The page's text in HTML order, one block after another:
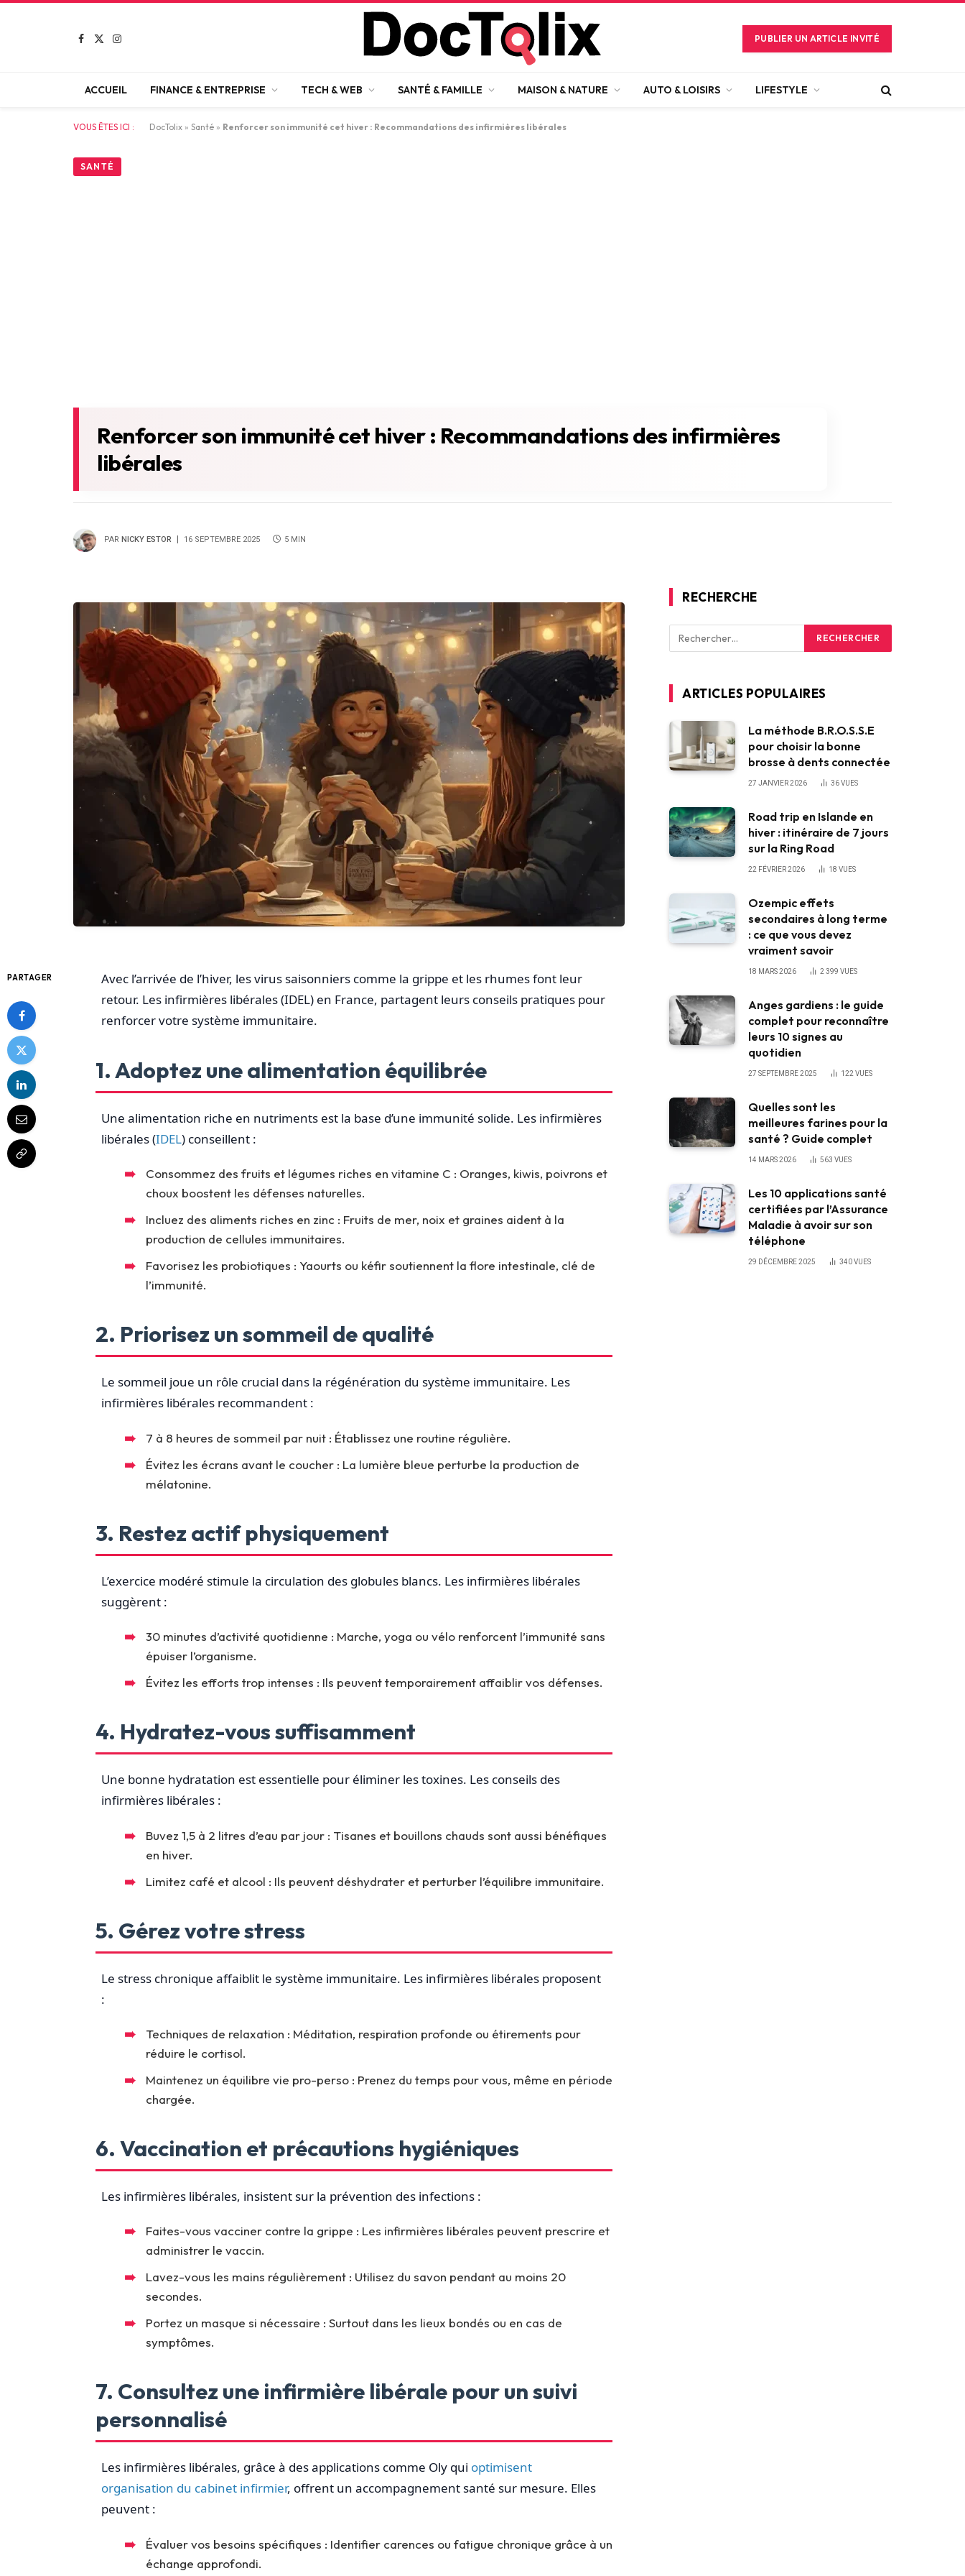
Facebook
X
Instagram PUBLIER UN ARTICLE INVITÉ
ACCUEIL FINANCE & ENTREPRISE TECH & WEB SANTÉ & FAMILLE MAISON & NATURE AUTO & LOISIRS LIFESTYLE
VOUS ÊTES ICI : DocTolix » Santé » Renforcer son immunité cet hiver : Recommandations des infirmières libérales
SANTÉ
Renforcer son immunité cet hiver : Recommandations des infirmières
libérales
PAR NICKY ESTOR 16 SEPTEMBRE 2025 5 MIN
PARTAGER
Avec l’arrivée de l’hiver, les virus saisonniers comme la grippe et les rhumes font leur
retour. Les infirmières libérales (IDEL) en France, partagent leurs conseils pratiques pour
renforcer votre système immunitaire.
1. Adoptez une alimentation équilibrée
Une alimentation riche en nutriments est la base d’une immunité solide. Les infirmières
libérales (IDEL) conseillent :
Consommez des fruits et légumes riches en vitamine C : Oranges, kiwis, poivrons et
choux boostent les défenses naturelles.
Incluez des aliments riches en zinc : Fruits de mer, noix et graines aident à la
production de cellules immunitaires.
Favorisez les probiotiques : Yaourts ou kéfir soutiennent la flore intestinale, clé de
l’immunité.
2. Priorisez un sommeil de qualité
Le sommeil joue un rôle crucial dans la régénération du système immunitaire. Les
infirmières libérales recommandent :
7 à 8 heures de sommeil par nuit : Établissez une routine régulière.
Évitez les écrans avant le coucher : La lumière bleue perturbe la production de
mélatonine.
3. Restez actif physiquement
L’exercice modéré stimule la circulation des globules blancs. Les infirmières libérales
suggèrent :
30 minutes d’activité quotidienne : Marche, yoga ou vélo renforcent l’immunité sans
épuiser l’organisme.
Évitez les efforts trop intenses : Ils peuvent temporairement affaiblir vos défenses.
4. Hydratez-vous suffisamment
Une bonne hydratation est essentielle pour éliminer les toxines. Les conseils des
infirmières libérales :
Buvez 1,5 à 2 litres d’eau par jour : Tisanes et bouillons chauds sont aussi bénéfiques
en hiver.
Limitez café et alcool : Ils peuvent déshydrater et perturber l’équilibre immunitaire.
5. Gérez votre stress
Le stress chronique affaiblit le système immunitaire. Les infirmières libérales proposent
:
Techniques de relaxation : Méditation, respiration profonde ou étirements pour
réduire le cortisol.
Maintenez un équilibre vie pro-perso : Prenez du temps pour vous, même en période
chargée.
6. Vaccination et précautions hygiéniques
Les infirmières libérales, insistent sur la prévention des infections :
Faites-vous vacciner contre la grippe : Les infirmières libérales peuvent prescrire et
administrer le vaccin.
Lavez-vous les mains régulièrement : Utilisez du savon pendant au moins 20
secondes.
Portez un masque si nécessaire : Surtout dans les lieux bondés ou en cas de
symptômes.
7. Consultez une infirmière libérale pour un suivi
personnalisé
Les infirmières libérales, grâce à des applications comme Oly qui optimisent
organisation du cabinet infirmier, offrent un accompagnement santé sur mesure. Elles
peuvent :
Évaluer vos besoins spécifiques : Identifier carences ou fatigue chronique grâce à un
échange approfondi.
RECHERCHE
ARTICLES POPULAIRES
La méthode B.R.O.S.S.E
pour choisir la bonne
brosse à dents connectée
27 JANVIER 2026 36VUES
Road trip en Islande en
hiver : itinéraire de 7 jours
sur la Ring Road
22 FÉVRIER 2026 18 VUES
Ozempic effets
secondaires à long terme
: ce que vous devez
vraiment savoir
18 MARS 2026 2 399 VUES
Anges gardiens : le guide
complet pour reconnaître
leurs 10 signes au
quotidien
27 SEPTEMBRE 2025 122 VUES
Quelles sont les
meilleures farines pour la
santé ? Guide complet
14 MARS 2026 563 VUES
Les 10 applications santé
certifiées par l’Assurance
Maladie à avoir sur son
téléphone
29 DÉCEMBRE 2025 340VUES